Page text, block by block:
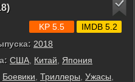
2018
США Китай
Япония
Боевики Триллеры Ужасы
KP 5.5 IMDB 5.2